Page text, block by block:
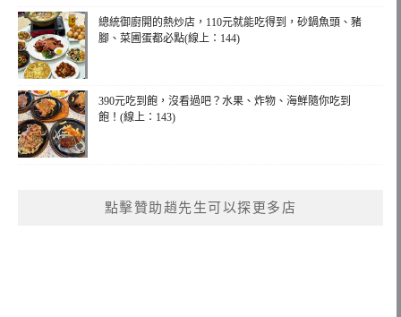
總統御廚開的熱炒店，110元就能吃得到，砂鍋魚頭、豬
腳、菜圃蛋都必點(線上：144)
390元吃到飽，沒看過吧？水果、炸物、海鮮隨你吃到
飽！(線上：143)
點擊贊助趙先生可以探更多店